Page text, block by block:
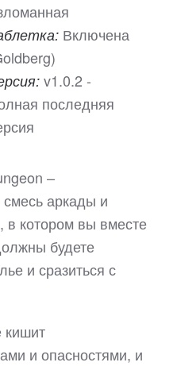
Включена
v1.0.2 -
последняя
–
аркады и
в котором вы вместе
будете
и сразиться с
кишит
и опасностями, и